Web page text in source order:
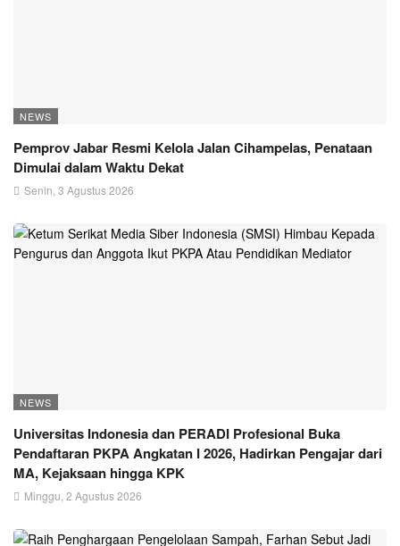
NEWS
Pemprov Jabar Resmi Kelola Jalan Cihampelas, Penataan
Dimulai dalam Waktu Dekat
Senin, 3 Agustus 2026
NEWS
Universitas Indonesia dan PERADI Profesional Buka
Pendaftaran PKPA Angkatan I 2026, Hadirkan Pengajar dari
MA, Kejaksaan hingga KPK
Minggu, 2 Agustus 2026